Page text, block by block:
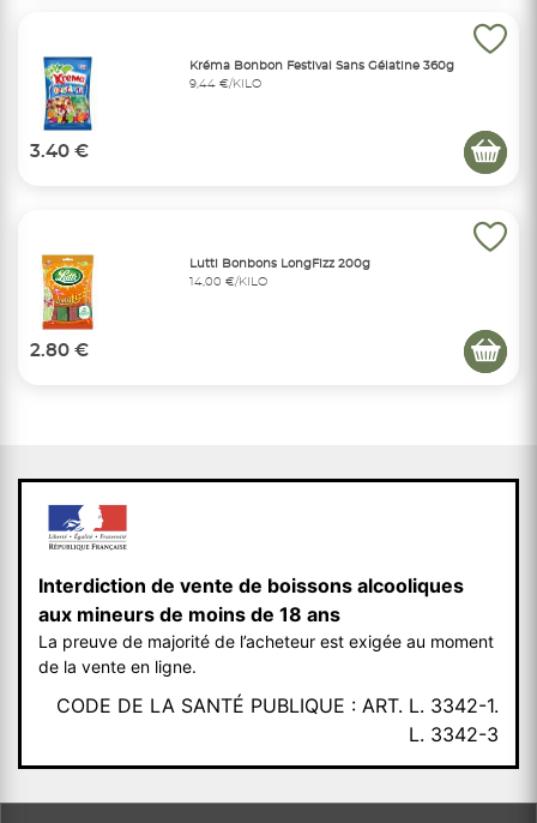
Kréma Bonbon Festival Sans Gélatine 360g
9,44 €/KILO
3.40 €
Lutti Bonbons LongFizz 200g
14,00 €/KILO
2.80 €
Interdiction de vente de boissons alcooliques
aux mineurs de moins de 18 ans
La preuve de majorité de l’acheteur est exigée au moment
de la vente en ligne.
CODE DE LA SANTÉ PUBLIQUE : ART. L. 3342-1.
L. 3342-3